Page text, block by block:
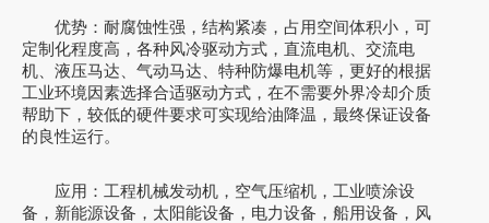
优势：耐腐蚀性强，结构紧凑，占用空间体积小，可
定制化程度高，各种风冷驱动方式，直流电机、交流电
机、液压马达、气动马达、特种防爆电机等，更好的根据
工业环境因素选择合适驱动方式，在不需要外界冷却介质
帮助下，较低的硬件要求可实现给油降温，最终保证设备
的良性运行。
应用：工程机械发动机，空气压缩机，工业喷涂设
备，新能源设备，太阳能设备，电力设备，船用设备，风